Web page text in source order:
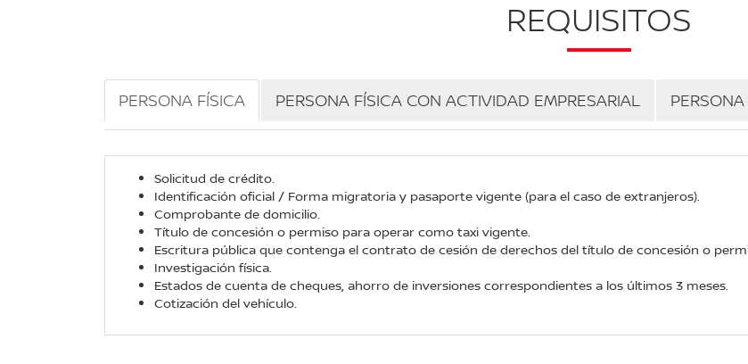
REQUISITOS
PERSONA FÍSICA PERSONA FÍSICA CON ACTIVIDAD EMPRESARIAL
Solicitud de crédito.
Identificación oficial / Forma migratoria y pasaporte vigente (para el caso de extranjeros).
Comprobante de domicilio.
Título de concesión o permiso para operar como taxi vigente.
Escritura pública que contenga el contrato de cesión de derechos del título de concesión o
Investigación física.
Estados de cuenta de cheques, ahorro de inversiones correspondientes a los últimos 3 meses.
Cotización del vehículo.